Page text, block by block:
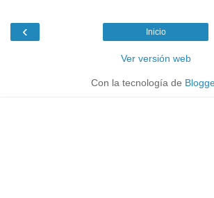
‹ Inicio
Ver versión web
Con la tecnología de